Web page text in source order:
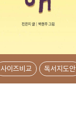
사이즈비교 독서지도안